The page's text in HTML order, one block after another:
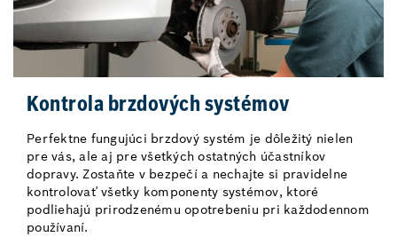
Kontrola brzdových systémov
Perfektne fungujúci brzdový systém je dôležitý nielen
pre vás, ale aj pre všetkých ostatných účastníkov
dopravy. Zostaňte v bezpečí a nechajte si pravidelne
kontrolovať všetky komponenty systémov, ktoré
podliehajú prirodzenému opotrebeniu pri každodennom
používaní.